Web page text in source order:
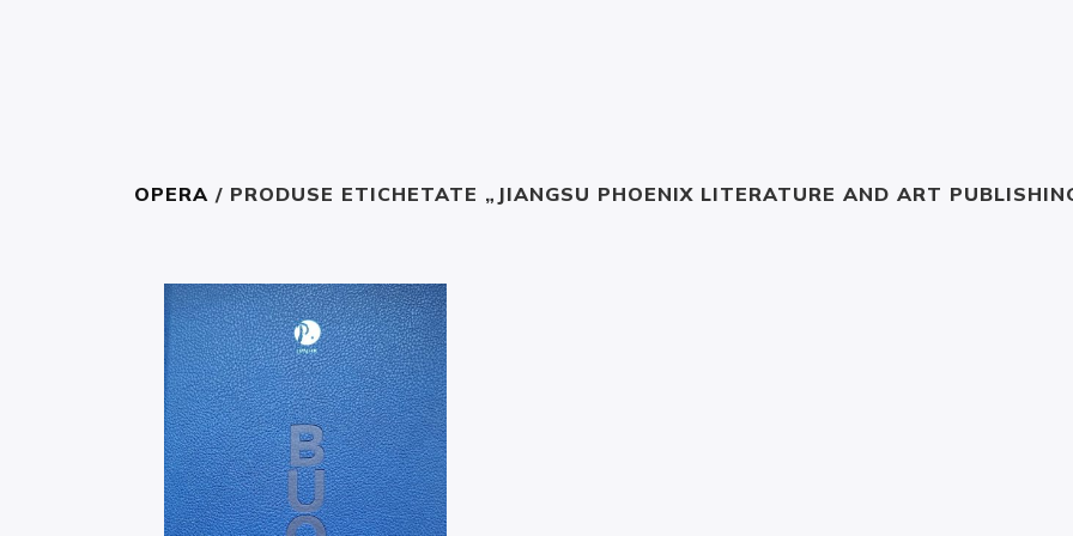
OPERA / PRODUSE ETICHETATE „JIANGSU PHOENIX LITERATURE AND ART